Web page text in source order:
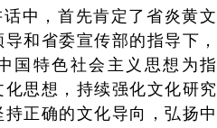
中，首先肯定了省炎黄文
和省委宣传部的指导下，
国特色社会主义思想为指
思想，持续强化文化研究
正确的文化导向，弘扬中